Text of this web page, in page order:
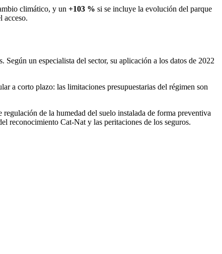
climático, y un +103 % si se incluye la evolución del parque
acceso.
un especialista del sector, su aplicación a los datos de 2022
a corto plazo: las limitaciones presupuestarias del régimen son
de la humedad del suelo instalada de forma preventiva
reconocimiento Cat-Nat y las peritaciones de los seguros.